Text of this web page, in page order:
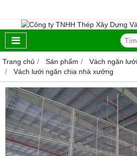
Trang chủ Sản phẩm
Vách ngăn
Vách lưới ngăn chia nhà xưởng